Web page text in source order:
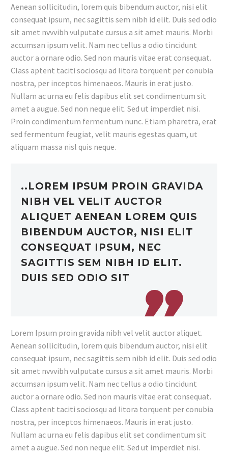
Aenean sollicitudin, lorem quis bibendum auctor, nisi elit
consequat ipsum, nec sagittis sem nibh id elit. Duis sed odio
sit amet nvvvibh vulputate cursus a sit amet mauris. Morbi
accumsan ipsum velit. Nam nec tellus a odio tincidunt
auctor a ornare odio. Sed non mauris vitae erat consequat.
Class aptent taciti sociosqu ad litora torquent per conubia
nostra, per inceptos himenaeos. Mauris in erat justo.
Nullam ac urna eu felis dapibus elit set condimentum sit
amet a augue. Sed non neque elit. Sed ut imperdiet nisi.
Proin condimentum fermentum nunc. Etiam pharetra, erat
sed fermentum feugiat, velit mauris egestas quam, ut
aliquam massa nisl quis neque.
..LOREM IPSUM PROIN GRAVIDA
NIBH VEL VELIT AUCTOR
ALIQUET AENEAN LOREM QUIS
BIBENDUM AUCTOR, NISI ELIT
CONSEQUAT IPSUM, NEC
SAGITTIS SEM NIBH ID ELIT.
DUIS SED ODIO SIT
Lorem Ipsum proin gravida nibh vel velit auctor aliquet.
Aenean sollicitudin, lorem quis bibendum auctor, nisi elit
consequat ipsum, nec sagittis sem nibh id elit. Duis sed odio
sit amet nvvvibh vulputate cursus a sit amet mauris. Morbi
accumsan ipsum velit. Nam nec tellus a odio tincidunt
auctor a ornare odio. Sed non mauris vitae erat consequat.
Class aptent taciti sociosqu ad litora torquent per conubia
nostra, per inceptos himenaeos. Mauris in erat justo.
Nullam ac urna eu felis dapibus elit set condimentum sit
amet a augue. Sed non neque elit. Sed ut imperdiet nisi.